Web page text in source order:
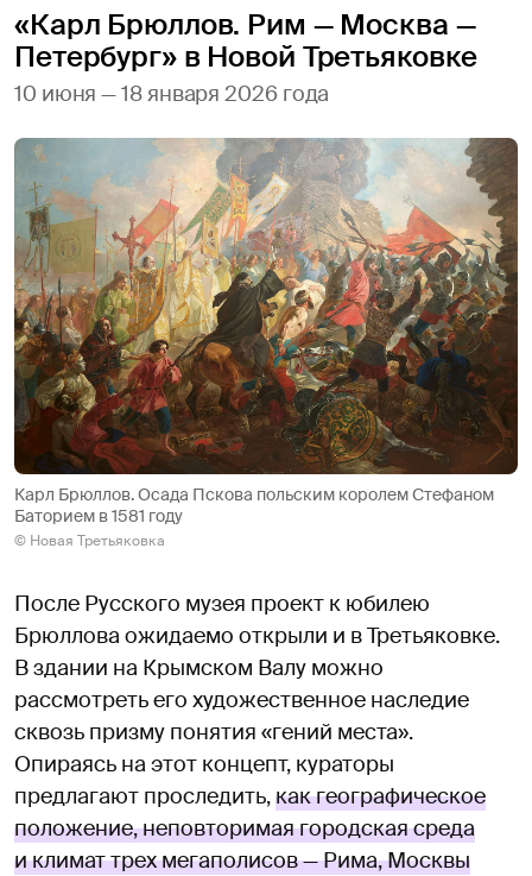
«Карл Брюллов. Рим — Москва —
Петербург» в Новой Третьяковке
10 июня — 18 января 2026 года
Карл Брюллов. Осада Пскова польским королем Стефаном
Баторием в 1581 году
© Новая Третьяковка
После Русского музея проект к юбилею
Брюллова ожидаемо открыли и в Третьяковке.
В здании на Крымском Валу можно
рассмотреть его художественное наследие
сквозь призму понятия «гений места».
Опираясь на этот концепт, кураторы
предлагают проследить,как географическое
положение, неповторимая городская среда
и климат трех мегаполисов — Рима, Москвы